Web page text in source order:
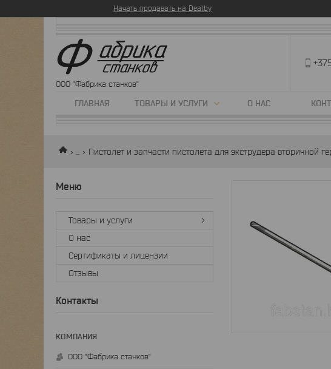
Начать продавать на Deal.by
ООО "Фабрика станков"
ГЛАВНАЯ ТОВАРЫ И УСЛУГИ О НАС
Пистолет и запчасти пистолета для экструдера вторичной
Товары и услуги
О нас
Сертификаты и лицензии
Отзывы
Контакты
ООО "Фабрика станков"